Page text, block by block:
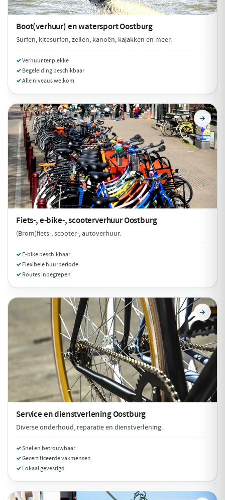
Boot(verhuur) en watersportOostburg
Surfen, kitesurfen, zeilen, kanoën, kajakken en meer.
Verhuur ter plekke
Begeleiding beschikbaar
Alle niveaus welkom
Fiets-, e-bike-, scooterverhuurOostburg
(Brom)fiets-, scooter-, autoverhuur.
E-bike beschikbaar
Flexibele huurperiode
Routes inbegrepen
Service en dienstverleningOostburg
Diverse onderhoud, reparatie en dienstverlening.
Snel en betrouwbaar
Gecertificeerde vakmensen
Lokaal gevestigd